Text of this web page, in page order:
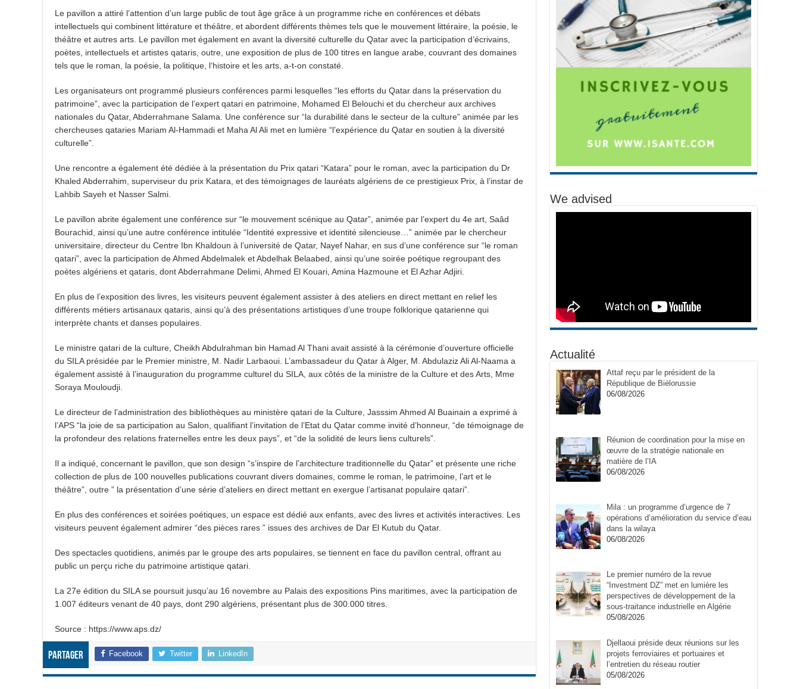
Le pavillon a attiré l’attention d’un large public de tout âge grâce à un programme riche en conférences et débats
intellectuels qui combinent littérature et théâtre, et abordent différents thèmes tels que le mouvement littéraire, la poésie, le
théâtre et autres arts. Le pavillon met également en avant la diversité culturelle du Qatar avec la participation d’écrivains,
poètes, intellectuels et artistes qataris, outre, une exposition de plus de 100 titres en langue arabe, couvrant des domaines
tels que le roman, la poésie, la politique, l’histoire et les arts, a-t-on constaté.
Les organisateurs ont programmé plusieurs conférences parmi lesquelles “les efforts du Qatar dans la préservation du
patrimoine”, avec la participation de l’expert qatari en patrimoine, Mohamed El Belouchi et du chercheur aux archives
nationales du Qatar, Abderrahmane Salama. Une conférence sur “la durabilité dans le secteur de la culture” animée par les
chercheuses qataries Mariam Al-Hammadi et Maha Al Ali met en lumière “l’expérience du Qatar en soutien à la diversité
culturelle”.
Une rencontre a également été dédiée à la présentation du Prix qatari “Katara” pour le roman, avec la participation du Dr
Khaled Abderrahim, superviseur du prix Katara, et des témoignages de lauréats algériens de ce prestigieux Prix, à l’instar de
Lahbib Sayeh et Nasser Salmi.
Le pavillon abrite également une conférence sur “le mouvement scénique au Qatar”, animée par l’expert du 4e art, Saâd
Bourachid, ainsi qu’une autre conférence intitulée “Identité expressive et identité silencieuse…” animée par le chercheur
universitaire, directeur du Centre Ibn Khaldoun à l’université de Qatar, Nayef Nahar, en sus d’une conférence sur “le roman
qatari”, avec la participation de Ahmed Abdelmalek et Abdelhak Belaabed, ainsi qu’une soirée poétique regroupant des
poètes algériens et qataris, dont Abderrahmane Delimi, Ahmed El Kouari, Amina Hazmoune et El Azhar Adjiri.
En plus de l’exposition des livres, les visiteurs peuvent également assister à des ateliers en direct mettant en relief les
différents métiers artisanaux qataris, ainsi qu’à des présentations artistiques d’une troupe folklorique qatarienne qui
interprète chants et danses populaires.
Le ministre qatari de la culture, Cheikh Abdulrahman bin Hamad Al Thani avait assisté à la cérémonie d’ouverture officielle
du SILA présidée par le Premier ministre, M. Nadir Larbaoui. L’ambassadeur du Qatar à Alger, M. Abdulaziz Ali Al-Naama a
également assisté à l’inauguration du programme culturel du SILA, aux côtés de la ministre de la Culture et des Arts, Mme
Soraya Mouloudji.
Le directeur de l’administration des bibliothèques au ministère qatari de la Culture, Jasssim Ahmed Al Buainain a exprimé à
l’APS “la joie de sa participation au Salon, qualifiant l’invitation de l’Etat du Qatar comme invité d’honneur, “de témoignage de
la profondeur des relations fraternelles entre les deux pays”, et “de la solidité de leurs liens culturels”.
Il a indiqué, concernant le pavillon, que son design “s’inspire de l’architecture traditionnelle du Qatar” et présente une riche
collection de plus de 100 nouvelles publications couvrant divers domaines, comme le roman, le patrimoine, l’art et le
théâtre”, outre ” la présentation d’une série d’ateliers en direct mettant en exergue l’artisanat populaire qatari”.
En plus des conférences et soirées poétiques, un espace est dédié aux enfants, avec des livres et activités interactives. Les
visiteurs peuvent également admirer “des pièces rares ” issues des archives de Dar El Kutub du Qatar.
Des spectacles quotidiens, animés par le groupe des arts populaires, se tiennent en face du pavillon central, offrant au
public un perçu riche du patrimoine artistique qatari.
La 27e édition du SILA se poursuit jusqu’au 16 novembre au Palais des expositions Pins maritimes, avec la participation de
1.007 éditeurs venant de 40 pays, dont 290 algériens, présentant plus de 300.000 titres.
Source : https://www.aps.dz/
Partager Facebook Twitter LinkedIn
We advised
Actualité
Attaf reçu par le président de la
République de Biélorussie
06/08/2026
Réunion de coordination pour la mise en
œuvre de la stratégie nationale en
matière de l’IA
06/08/2026
Mila : un programme d’urgence de 7
opérations d’amélioration du service d’eau
dans la wilaya
06/08/2026
Le premier numéro de la revue
“Investment DZ” met en lumière les
perspectives de développement de la
sous-traitance industrielle en Algérie
05/08/2026
Djellaoui préside deux réunions sur les
projets ferroviaires et portuaires et
l’entretien du réseau routier
05/08/2026